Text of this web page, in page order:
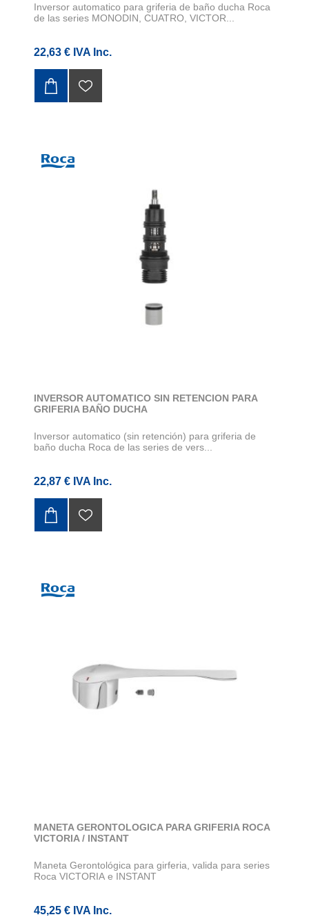
Inversor automatico para griferia de baño ducha Roca
de las series MONODIN, CUATRO, VICTOR...
22,63 € IVA Inc.
INVERSOR AUTOMATICO SIN RETENCION PARA
GRIFERIA BAÑO DUCHA
Inversor automatico (sin retención) para griferia de
baño ducha Roca de las series de vers...
22,87 € IVA Inc.
MANETA GERONTOLOGICA PARA GRIFERIA ROCA
VICTORIA / INSTANT
Maneta Gerontológica para girferia, valida para series
Roca VICTORIA e INSTANT
45,25 € IVA Inc.